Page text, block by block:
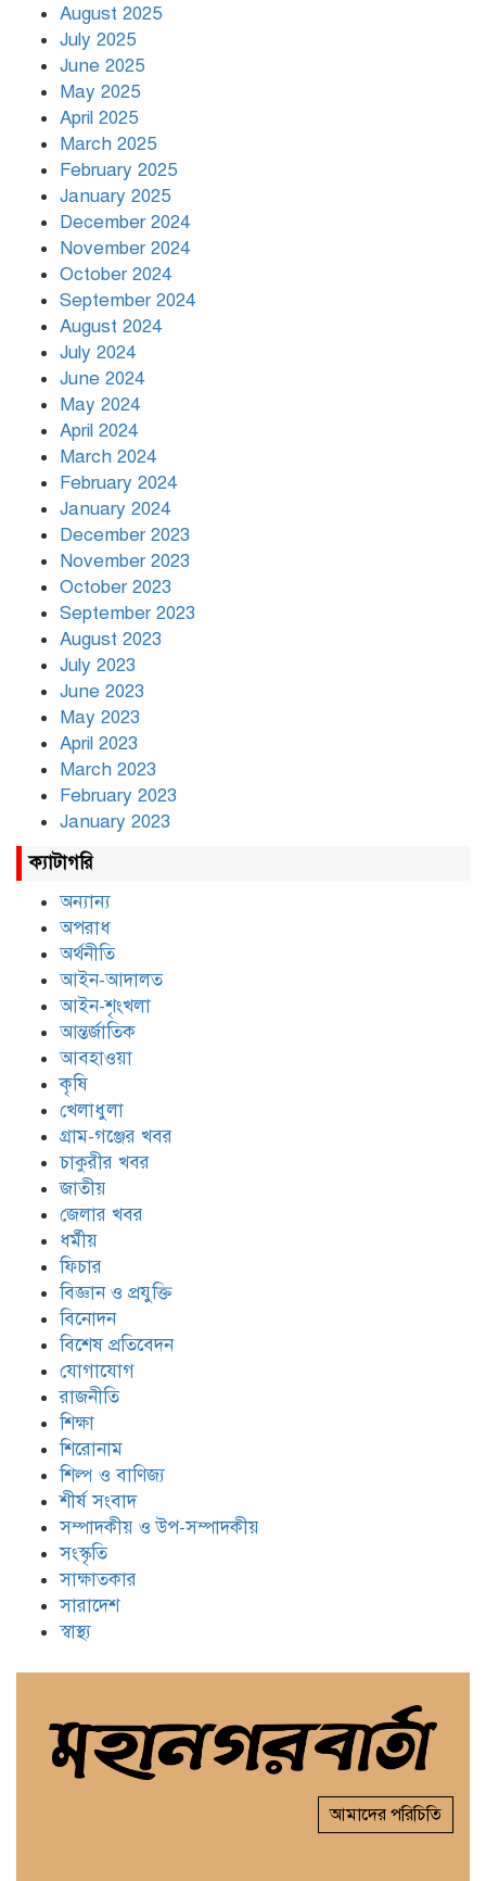
August 2025
July 2025
June 2025
May 2025
April 2025
March 2025
February 2025
January 2025
December 2024
November 2024
October 2024
September 2024
August 2024
July 2024
June 2024
May 2024
April 2024
March 2024
February 2024
January 2024
December 2023
November 2023
October 2023
September 2023
August 2023
July 2023
June 2023
May 2023
April 2023
March 2023
February 2023
January 2023
ক্যাটাগরি
অন্যান্য
অপরাধ
অর্থনীতি
আইন-আদালত
আইন-শৃংখলা
আন্তর্জাতিক
আবহাওয়া
কৃষি
খেলাধুলা
গ্রাম-গঞ্জের খবর
চাকুরীর খবর
জাতীয়
জেলার খবর
ধর্মীয়
ফিচার
বিজ্ঞান ও প্রযুক্তি
বিনোদন
বিশেষ প্রতিবেদন
যোগাযোগ
রাজনীতি
শিক্ষা
শিরোনাম
শিল্প ও বাণিজ্য
শীর্ষ সংবাদ
সম্পাদকীয় ও উপ-সম্পাদকীয়
সংস্কৃতি
সাক্ষাতকার
সারাদেশ
স্বাস্থ্য
আমাদের পরিচিতি